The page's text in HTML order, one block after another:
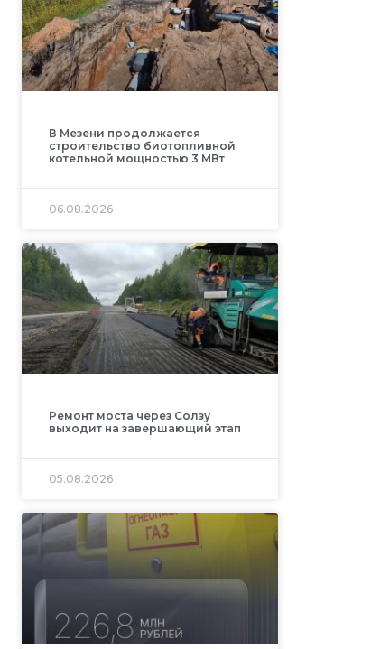
В Мезени продолжается
строительство биотопливной
котельной мощностью 3 МВт
06.08.2026
Ремонт моста через Солзу
выходит на завершающий этап
05.08.2026